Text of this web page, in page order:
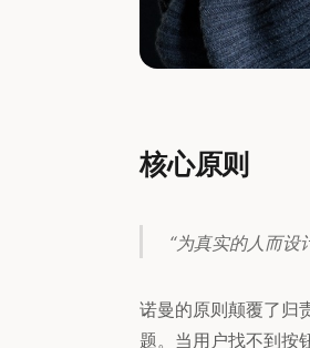
核心原则
“为真实的人而
诺曼的原则颠覆了归
题。当用户找不到